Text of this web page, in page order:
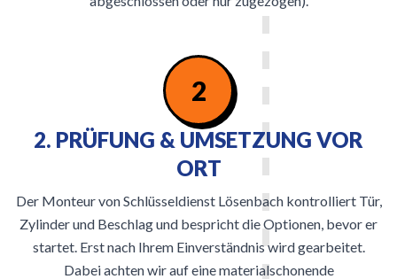
2
2. PRÜFUNG & UMSETZUNG VOR
ORT
Der Monteur von Schlüsseldienst Lösenbach kontrolliert Tür,
Zylinder und Beschlag und bespricht die Optionen, bevor er
startet. Erst nach Ihrem Einverständnis wird gearbeitet.
Dabei achten wir auf eine materialschonende